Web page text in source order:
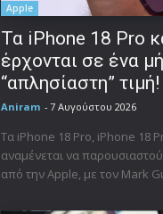
Apple
Τα iPhone 18 Pro
έρχονται σε ένα
“απλησίαστη” τιμή!
Aniram - 7 Αυγούστου 2026
Τα iPhone 18 Pro, iPhone 18
αναμένεται να
από την Apple, με τον Mark